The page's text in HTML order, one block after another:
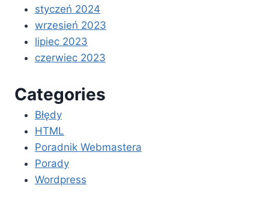
styczeń 2024
wrzesień 2023
lipiec 2023
czerwiec 2023
Categories
Błędy
HTML
Poradnik Webmastera
Porady
Wordpress